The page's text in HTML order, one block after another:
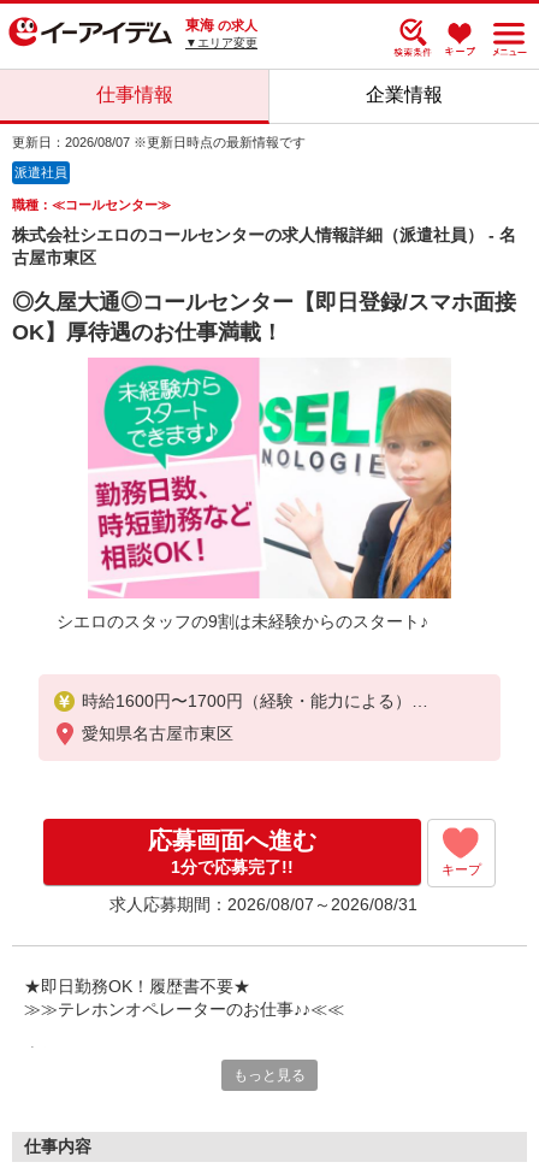
東海 の求人
▼エリア変更
仕事情報 企業情報
更新日：2026/08/07 ※更新日時点の最新情報です
派遣社員
職種：≪コールセンター≫
株式会社シエロのコールセンターの求人情報詳細（派遣社員） - 名
古屋市東区
◎久屋大通◎コールセンター【即日登録/スマホ面接
OK】厚待遇のお仕事満載！
シエロのスタッフの9割は未経験からのスタート♪
時給1600円〜1700円（経験・能力による）
※残業代支給
★交通費別途支給（規定あり）
入社祝い金10万円支給(規定有)
お友達を紹介頂くと,
インセンティブ支給(規定有)
゜・。○。・゜+゜・。○。・゜+゜
愛知県名古屋市東区
応募画面へ進む
1分で応募完了!! キープ
求人応募期間：2026/08/07～2026/08/31
★即日勤務OK！履歴書不要★
≫≫テレホンオペレーターのお仕事♪♪≪≪
職場での不安や悩み事があれば
充実の福利厚生、各種施設利用の特典など、
もっと見る
仕事内容